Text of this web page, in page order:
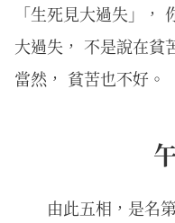
「生死見大過失」，
大過失， 不是說在貧
當然， 貧苦也不好。
由此五相，是名